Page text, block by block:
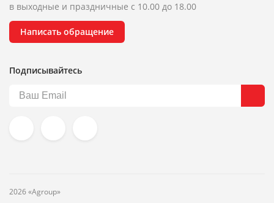
в выходные и праздничные с 10.00 до 18.00
Написать обращение
Подписывайтесь
2026 «Agroup»